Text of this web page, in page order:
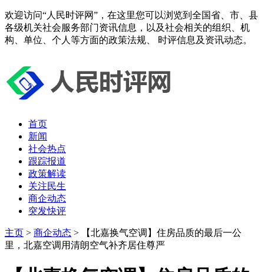
欢迎访问“人民时评网”，在这里您可以浏览到全国省、市、县
各级机关社会服务部门资讯信息，以及社会相关的组织、机
构、单位、个人等方面的政策法规、 时评信息及资讯动态。
首页
新闻
社会热点
跟踪报道
政策解读
关注民生
商企动态
突发快评
主页 > 商企动态 > 【北嘉换气空调】住房品质的最后一公
里，北嘉空调用清朗空气补齐居住尊严